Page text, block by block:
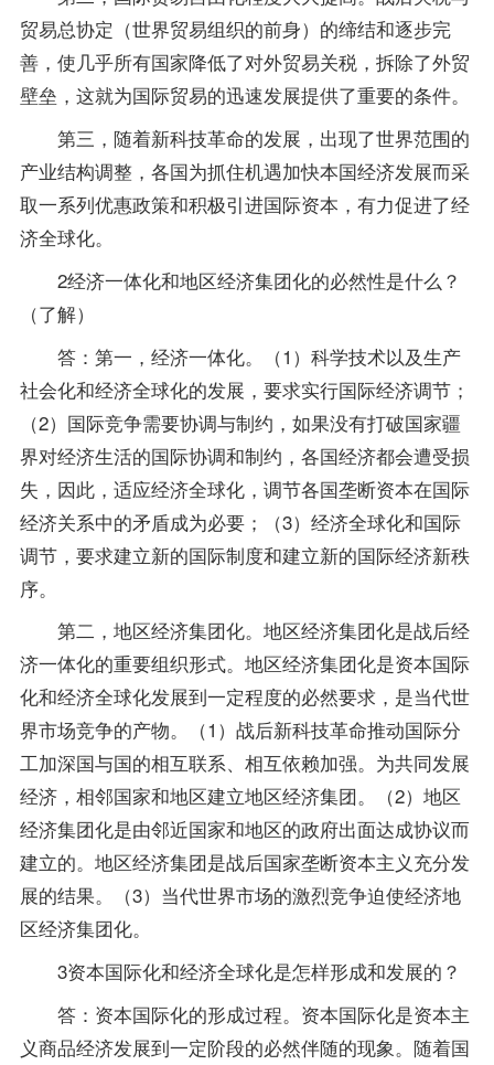
贸易总协定（世界贸易组织的前身）的缔结和逐步完
善，使几乎所有国家降低了对外贸易关税，拆除了外贸
壁垒，这就为国际贸易的迅速发展提供了重要的条件。
第三，随着新科技革命的发展，出现了世界范围的
产业结构调整，各国为抓住机遇加快本国经济发展而采
取一系列优惠政策和积极引进国际资本，有力促进了经
济全球化。
2经济一体化和地区经济集团化的必然性是什么？
（了解）
答：第一，经济一体化。（1）科学技术以及生产
社会化和经济全球化的发展，要求实行国际经济调节；
（2）国际竞争需要协调与制约，如果没有打破国家疆
界对经济生活的国际协调和制约，各国经济都会遭受损
失，因此，适应经济全球化，调节各国垄断资本在国际
经济关系中的矛盾成为必要；（3）经济全球化和国际
调节，要求建立新的国际制度和建立新的国际经济新秩
序。
第二，地区经济集团化。地区经济集团化是战后经
济一体化的重要组织形式。地区经济集团化是资本国际
化和经济全球化发展到一定程度的必然要求，是当代世
界市场竞争的产物。（1）战后新科技革命推动国际分
工加深国与国的相互联系、相互依赖加强。为共同发展
经济，相邻国家和地区建立地区经济集团。（2）地区
经济集团化是由邻近国家和地区的政府出面达成协议而
建立的。地区经济集团是战后国家垄断资本主义充分发
展的结果。（3）当代世界市场的激烈竞争迫使经济地
区经济集团化。
3资本国际化和经济全球化是怎样形成和发展的？
答：资本国际化的形成过程。资本国际化是资本主
义商品经济发展到一定阶段的必然伴随的现象。随着国